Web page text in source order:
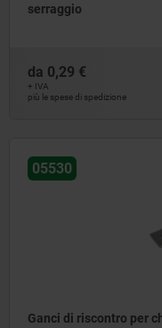
serraggio
da 0,29 €
+ IVA
più le spese di spedizione
05530
Ganci di riscontro per